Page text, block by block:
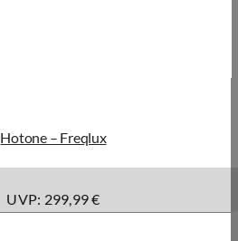
Hotone – Freqlux
UVP: 299,99 €